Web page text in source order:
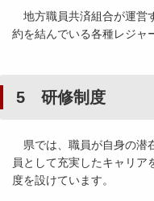
地方職員共済組合が運営
約を結んでいる各種レジャ
5 研修制度
県では、職員が自身の潜
員として充実したキャリア
度を設けています。